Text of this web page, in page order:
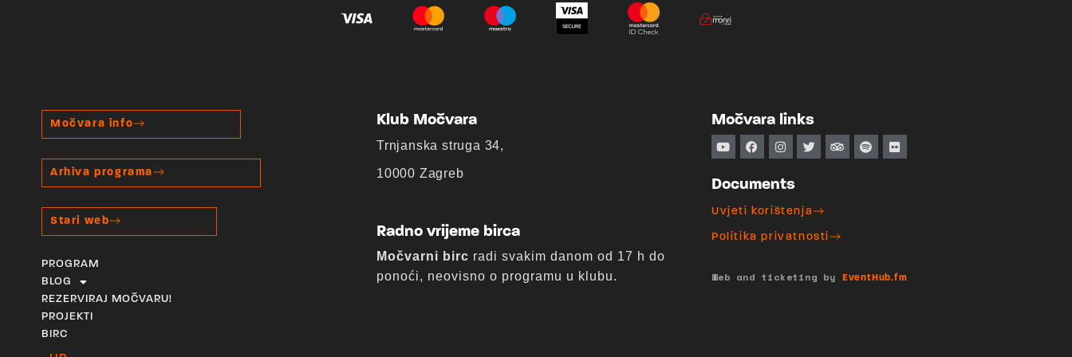
Močvara info
Arhiva programa
Stari web
PROGRAM
BLOG
REZERVIRAJ MOČVARU!
PROJEKTI
BIRC
Klub Močvara
Trnjanska struga 34,
10000 Zagreb
Radno vrijeme birca
Močvarni birc radi svakim danom od 17 h do
ponoći, neovisno o programu u klubu.
Močvara links
Documents
Uvjeti korištenja
Politika privatnosti
Web and ticketing by EventHub.fm